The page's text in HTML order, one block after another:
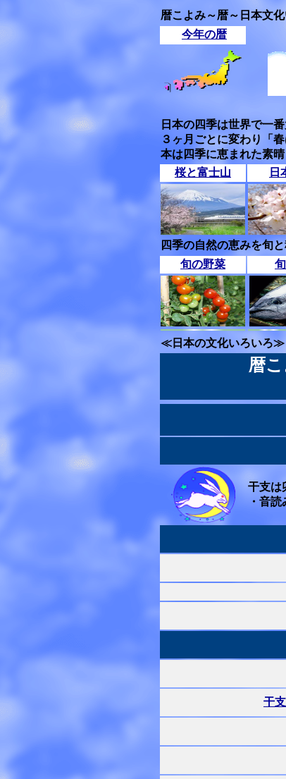
暦こよみ～暦～日本文
今年の暦
日本の四季は世界で一
３ヶ月ごとに変わり「
本は四季に恵まれた素晴
桜と富士山
日
四季の自然の恵みを旬
旬の野菜
≪日本の文化いろいろ≫
暦
干支は
・音
干